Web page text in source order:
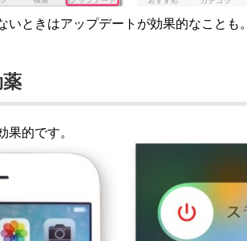
いときはアップデートが効果的なことも。
果的です。